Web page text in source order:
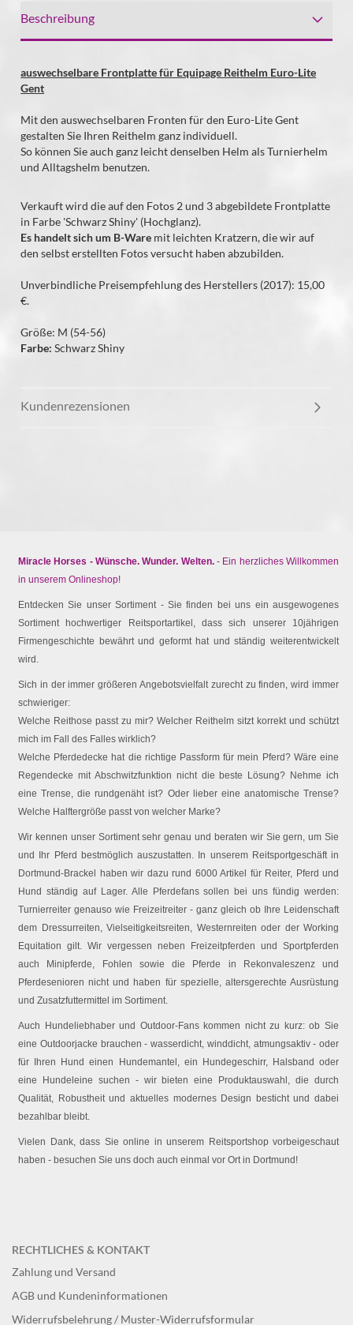
Beschreibung
auswechselbare Frontplatte für Equipage Reithelm Euro-Lite
Gent
Mit den auswechselbaren Fronten für den Euro-Lite Gent
gestalten Sie Ihren Reithelm ganz individuell.
So können Sie auch ganz leicht denselben Helm als Turnierhelm
und Alltagshelm benutzen.
Verkauft wird die auf den Fotos 2 und 3 abgebildete Frontplatte
in Farbe 'Schwarz Shiny' (Hochglanz).
Es handelt sich um B-Ware mit leichten Kratzern, die wir auf
den selbst erstellten Fotos versucht haben abzubilden.
Unverbindliche Preisempfehlung des Herstellers (2017): 15,00
€.
Größe: M (54-56)
Farbe: Schwarz Shiny
Kundenrezensionen
Miracle Horses - Wünsche. Wunder. Welten.- Ein herzliches Willkommen
in unserem Onlineshop!
Entdecken Sie unser Sortiment - Sie finden bei uns ein ausgewogenes
Sortiment hochwertiger Reitsportartikel, dass sich unserer 10jährigen
Firmengeschichte bewährt und geformt hat und ständig weiterentwickelt
wird.
Sich in der immer größeren Angebotsvielfalt zurecht zu finden, wird immer
schwieriger:
Welche Reithose passt zu mir? Welcher Reithelm sitzt korrekt und schützt
mich im Fall des Falles wirklich?
Welche Pferdedecke hat die richtige Passform für mein Pferd? Wäre eine
Regendecke mit Abschwitzfunktion nicht die beste Lösung? Nehme ich
eine Trense, die rundgenäht ist? Oder lieber eine anatomische Trense?
Welche Halftergröße passt von welcher Marke?
Wir kennen unser Sortiment sehr genau und beraten wir Sie gern, um Sie
und Ihr Pferd bestmöglich auszustatten. In unserem Reitsportgeschäft in
Dortmund-Brackel haben wir dazu rund 6000 Artikel für Reiter, Pferd und
Hund ständig auf Lager. Alle Pferdefans sollen bei uns fündig werden:
Turnierreiter genauso wie Freizeitreiter - ganz gleich ob Ihre Leidenschaft
dem Dressurreiten, Vielseitigkeitsreiten, Westernreiten oder der Working
Equitation gilt. Wir vergessen neben Freizeitpferden und Sportpferden
auch Minipferde, Fohlen sowie die Pferde in Rekonvaleszenz und
Pferdesenioren nicht und haben für spezielle, altersgerechte Ausrüstung
und Zusatzfuttermittel im Sortiment.
Auch Hundeliebhaber und Outdoor-Fans kommen nicht zu kurz: ob Sie
eine Outdoorjacke brauchen - wasserdicht, winddicht, atmungsaktiv - oder
für Ihren Hund einen Hundemantel, ein Hundegeschirr, Halsband oder
eine Hundeleine suchen - wir bieten eine Produktauswahl, die durch
Qualität, Robustheit und aktuelles modernes Design besticht und dabei
bezahlbar bleibt.
Vielen Dank, dass Sie online in unserem Reitsportshop vorbeigeschaut
haben - besuchen Sie uns doch auch einmal vor Ort in Dortmund!
RECHTLICHES & KONTAKT
Zahlung und Versand
AGB und Kundeninformationen
Widerrufsbelehrung / Muster-Widerrufsformular